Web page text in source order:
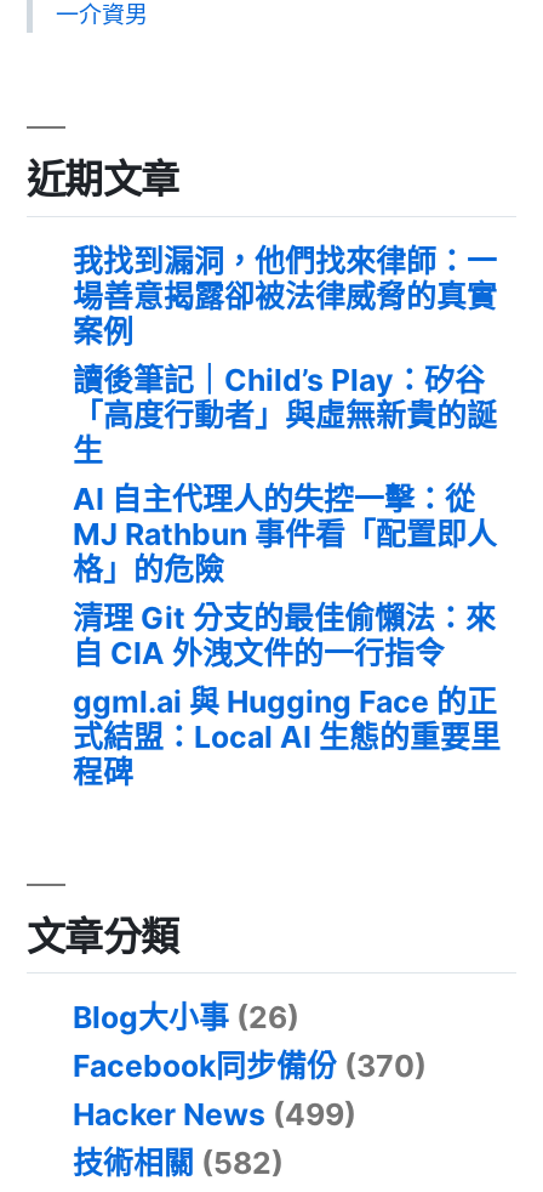
一介資男
近期文章
我找到漏洞，他們找來律師：一
場善意揭露卻被法律威脅的真實
案例
讀後筆記｜Child’s Play：矽谷
「高度行動者」與虛無新貴的誕
生
AI 自主代理人的失控一擊：從
MJ Rathbun 事件看「配置即人
格」的危險
清理 Git 分支的最佳偷懶法：來
自 CIA 外洩文件的一行指令
ggml.ai 與 Hugging Face 的正
式結盟：Local AI 生態的重要里
程碑
文章分類
Blog大小事 (26)
Facebook同步備份 (370)
Hacker News (499)
技術相關 (582)